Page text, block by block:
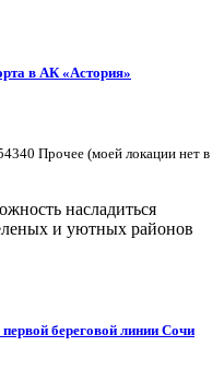
в АК «Астория»
Прочее (моей локации нет в
насладиться
и уютных районов
береговой линии Сочи